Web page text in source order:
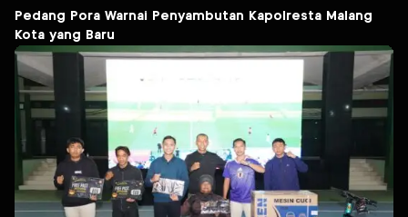
Pedang Pora Warnai Penyambutan Kapolresta Malang
Kota yang Baru